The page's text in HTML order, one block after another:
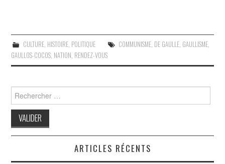
CULTURE, HISTOIRE, POLITIQUE COMMUNISME, DE GAULLE, GAULLISME,
GAULLOS-COCOS, NATION, RENDEZ-VOUS
Search
for:
ARTICLES RÉCENTS